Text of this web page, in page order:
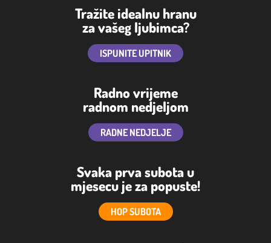
Tražite idealnu hranu
za vašeg ljubimca?
ISPUNITE UPITNIK
Radno vrijeme
radnom nedjeljom
RADNE NEDJELJE
Svaka prva subota u
mjesecu je za popuste!
HOP SUBOTA